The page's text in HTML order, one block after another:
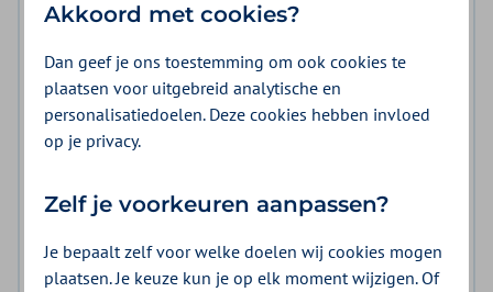
Passende zorg
Voorwaarden overeenkomst
Contracteerprocedure
Akkoord met cookies?
Dan geef je ons toestemming om ook cookies te
plaatsen voor uitgebreid analytische en
personalisatiedoelen. Deze cookies hebben invloed
op je privacy.
Zelf je voorkeuren aanpassen?
Je bepaalt zelf voor welke doelen wij cookies mogen
plaatsen. Je keuze kun je op elk moment wijzigen. Of